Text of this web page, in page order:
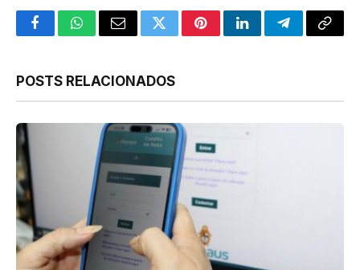
FacebookWhatsApp
Email TwitterPinterestLinkedInTelegramCopy
POSTS RELACIONADOS